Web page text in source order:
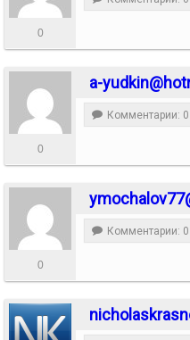
0
a-
0
Комментарии: 0
0
Комментарии: 0